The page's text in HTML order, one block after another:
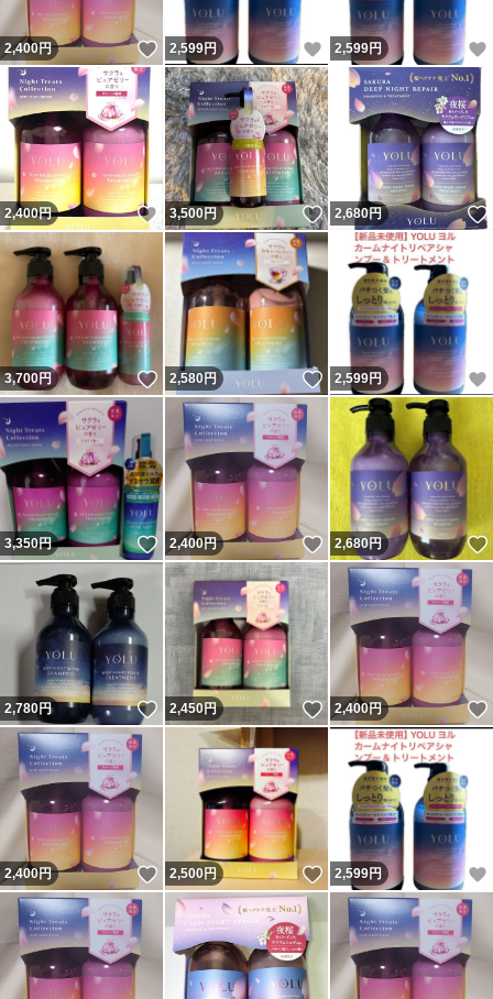
2,400円 いいね！
2,599円 いいね！
2,599円
2,400円 いいね！
3,500円 いいね！
2,680円
3,700円 いいね！
2,580円 いいね！
2,599円
3,350円 いいね！
2,400円 いいね！
2,680円
2,780円 いいね！
2,450円 いいね！
2,400円
2,400円 いいね！
2,500円 いいね！
2,599円